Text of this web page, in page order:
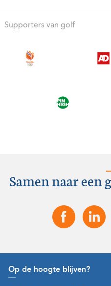
Supporters van golf
Samen naar een
Op de hoogte blijven?